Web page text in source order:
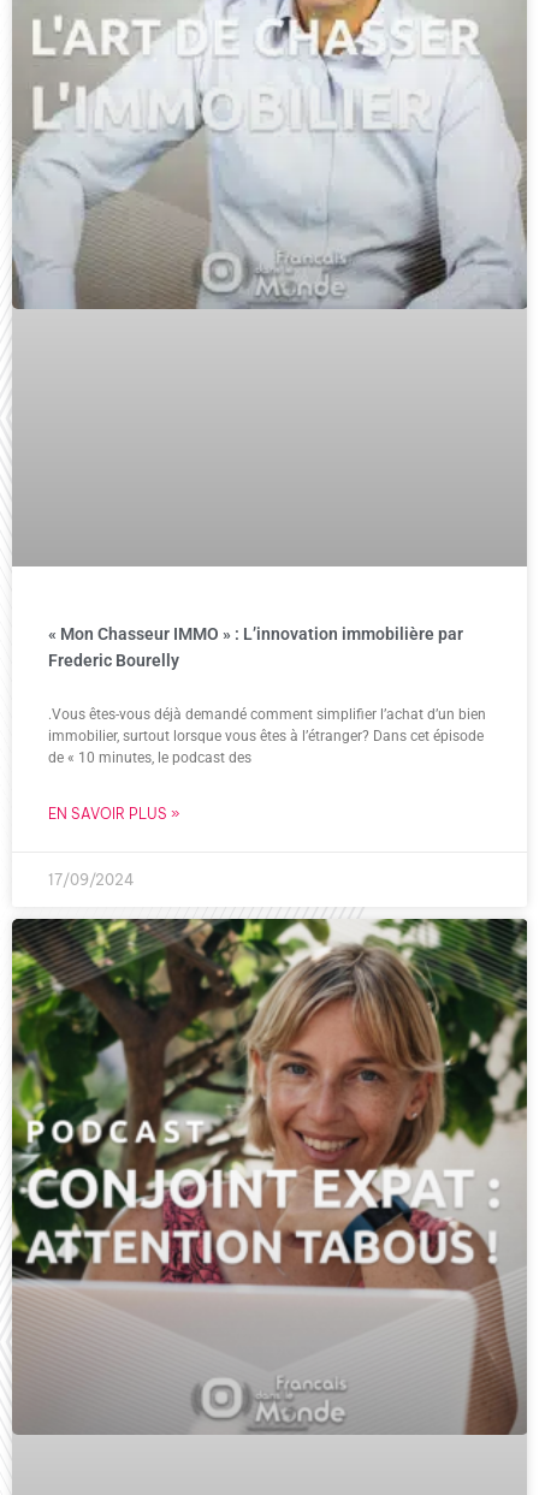
« Mon Chasseur IMMO » : L’innovation immobilière par
Frederic Bourelly
.Vous êtes-vous déjà demandé comment simplifier l’achat d’un bien
immobilier, surtout lorsque vous êtes à l’étranger? Dans cet épisode
de « 10 minutes, le podcast des
EN SAVOIR PLUS »
17/09/2024